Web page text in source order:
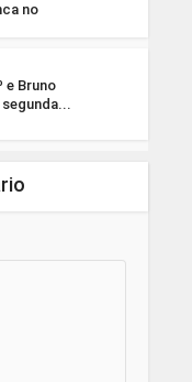
no
e Bruno
segunda...